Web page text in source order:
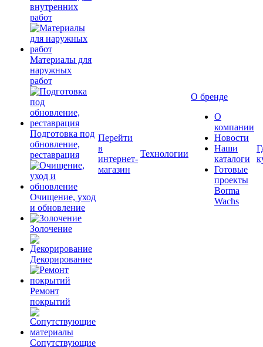
внутренних
работ
Материалы для
наружных
работ
Подготовка под
обновление,
реставрация
Очищение, уход
и обновление
Золочение
Декорирование
Ремонт
покрытий
Сопутствующие
Перейти
в
интернет-
магазин
Технологии
О бренде
О
компании
Новости
Наши
каталоги
Готовые
проекты
Borma
Wachs